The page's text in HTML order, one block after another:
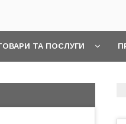
ТА ПОСЛУГИ